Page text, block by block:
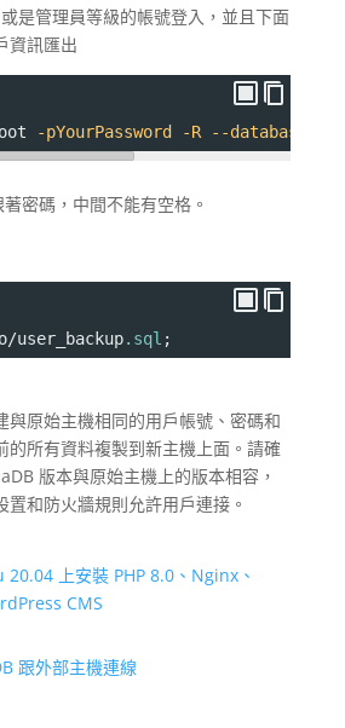
是管理員等級的帳號登入，並且下面
資訊匯出
-pYourPassword -R --databases
密碼，中間不能有空格。
user_backup.sql ;
與原始主機相同的用戶帳號、密碼和
的所有資料複製到新主機上面。請確
版本與原始主機上的版本相容，
置和防火牆規則允許用戶連接。
上安裝 PHP 8.0、Nginx、
CMS
跟外部主機連線